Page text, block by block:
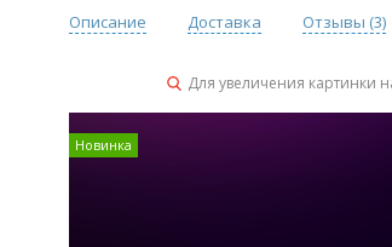
Описание Доставка Отзывы (3)
Новинка
Для увеличения картинки